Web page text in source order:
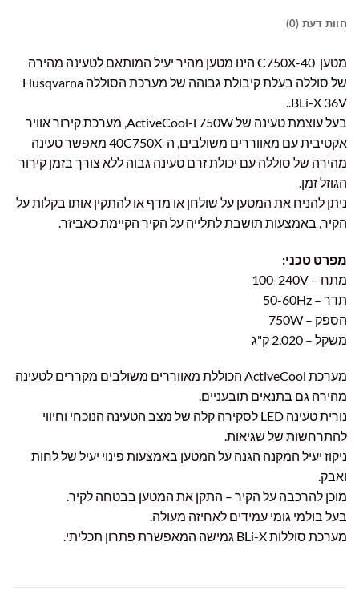
חוות דעת (0)
מטען 40-C750X הינו מטען מהיר יעיל המותאם לטעינה מהירה
של סוללה בעלת קיבולת גבוהה של מערכת הסוללה Husqvarna
BLi-X 36V..
בעל עוצמת טעינה של 750W ו-ActiveCool, מערכת קירור אוויר
אקטיבית עם מאווררים משולבים, ה-40C750X מאפשר טעינה
מהירה של סוללה עם יכולת זרם טעינה גבוה ללא צורך בזמן קירור
הגוזל זמן.
ניתן להניח את המטען על שולחן או מדף או להתקין אותו בקלות על
הקיר, באמצעות תושבת לתלייה על הקיר הקיימת כאביזר.
מפרט טכני:
מתח – 100-240V
תדר – 50-60Hz
הספק – 750W
משקל – 2.020 ק"ג
מערכת ActiveCool הכוללת מאווררים משולבים מקררים לטעינה
מהירה גם בתנאים תובעניים.
נורית טעינה LED לסקירה קלה של מצב הטעינה הנוכחי וחיווי
להתרחשות של שגיאות.
ניקוז יעיל המקנה הגנה על המטען באמצעות פינוי יעיל של לחות
ואבק.
מוכן להרכבה על הקיר – התקן את המטען בבטחה לקיר.
בעל בולמי גומי עמידים לאחיזה מעולה.
מערכת סוללות BLi-X גמישה המאפשרת פתרון תכליתי.